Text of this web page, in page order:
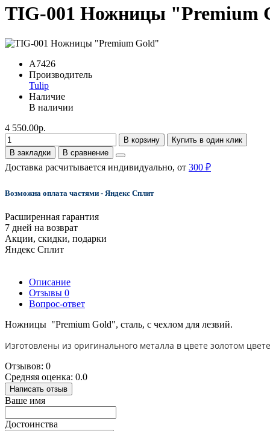
TIG-001 Ножницы "Premium
A7426
Производитель
Tulip
Наличие
В наличии
4 550.00р.
В корзину
Купить в один клик
В закладки
В сравнение
Доставка расчитывается индивидуально, от 300 ₽
Возможна оплата частями - Яндекс Сплит
Расширенная гарантия
7 дней на возврат
Акции, скидки, подарки
Яндекс Сплит
Описание
Отзывы 0
Вопрос-ответ
Ножницы "Premium Gold", сталь, с чехлом для лезвий.
Изготовлены из оригинального металла в цвете золотом
Отзывов: 0
Средняя оценка: 0.0
Написать отзыв
Ваше имя
Достоинства